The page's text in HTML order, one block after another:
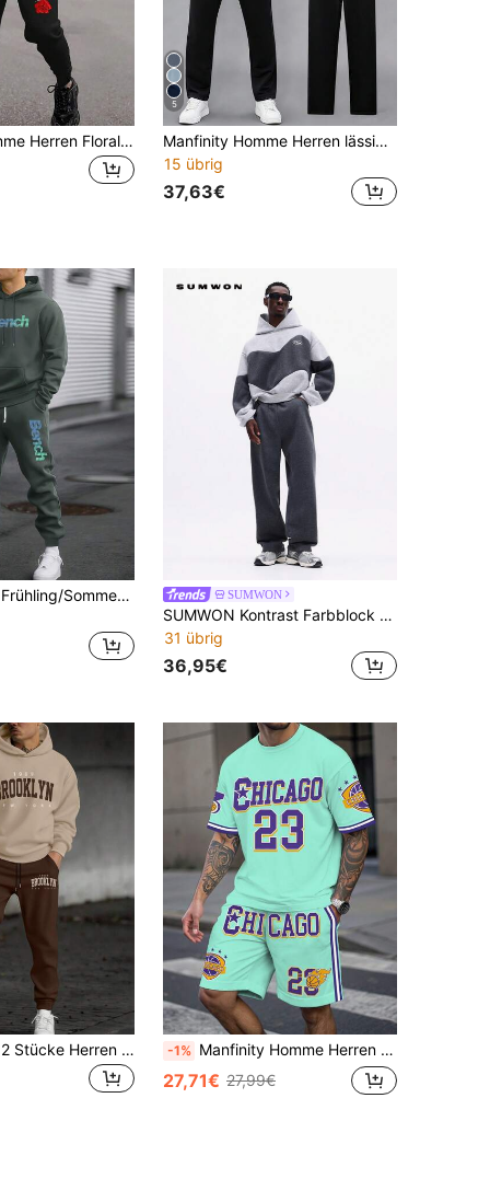
Manfinity Homme Herren Floral Bedruckter Thermofutter Sweatshirt & Jogginghose mit Kordelzug Taille für Schulanfang, Herren Jogginganzug, Herren Rose Bedruckter Anzug, 2-teiliges Herren Set
5
Manfinity Homme Herren lässig Alltags Pendler minimalistischer einfarbiger Reißverschluss Weste Jacke und Hose Set, geeignet für Frühling, Sommer und Herbst
15 übrig
37,63€
Herren Leicht Frühling/Sommer Persönlichkeit Buchstaben Muster Hoodie und Jogginghose Set, modische lässige Herrenkleidung mit Taschen, Tunnelzug Taille dünne Hose, 2-teiliges Outfit, geeignet als Geschenk für Ehemann oder Freund
SUMWON
SUMWON Kontrast Farbblock Hoodie und Jogginghose Set mit Mitteltasche und gerippten Bündchen
31 übrig
36,95€
NEOREFINED 2 Stücke Herren New York Slogan Muster Lässig Sweatshirt und Jogginghose Set, Herbst/Winter Herrenkleidung -1% Manfinity Homme Herren Set aus bedrucktem Kurzarm T-Shirt und Shorts
27,71€ 27,99€